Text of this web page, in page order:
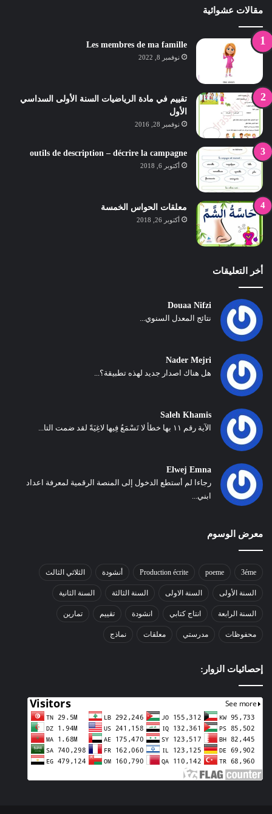
مقالات عشوائية
Les membres de ma famille
نوفمبر 8, 2022
تقييم في مادة الرياضيات السنة الأولى السداسي
الأول
نوفمبر 28, 2016
outils de description – décrire la campagne
أكتوبر 6, 2018
معلقات الحواس الخمسة
أكتوبر 26, 2018
أخر التعليقات
Douaa Nifzi
نتائج المعدل السنوي...
Nader Mejri
هل هناك اصدار جديد لهذه تطبيقة؟...
Saleh Khamis
الآية رقم ١١ بها خطأ لا تَسْمَعُ فِيها لاغِيَةً لقد ضمت التا...
Elwej Emna
رجاءا لم أستطع الدخول إلى المنصة الرقمية لمعرفة اعداد
ابني...
معرض الوسوم
3éme
poeme
Production écrite أنشودة الثلاثي الثالث
السنة الأولى السنة الاولى السنة الثالثة السنة الثانية
السنة الرابعة انتاج كتابي انشودة تقييم تمارين
محفوظات مدرستي معلقات نماذج
إحصائيات الزوار: